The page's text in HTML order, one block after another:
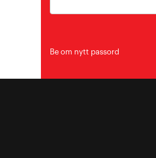
Be om nytt passord